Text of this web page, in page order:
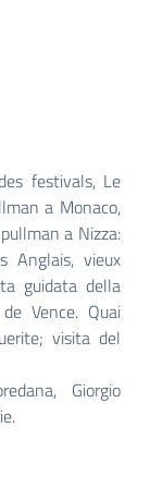
festivals, Le
a Monaco,
a Nizza:
Anglais, vieux
guidata della
Vence. Quai
visita del
Giorgio